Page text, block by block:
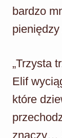
bardzo
pieniędzy
„Trzysta
Elif
które
znaczy…